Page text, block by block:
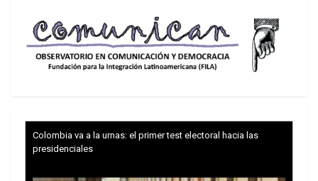
Autónoma de Buenos Aires, seguida por Ushuaia,
Comodoro Rivadavia y Bahía Blanca, en el otro
extremo la mayor pobreza se observa en el Gran
Resistencia, Corrientes, Santiago del Estero y
peores a la Mesopotamia.
Colombia va a la urnas: el primer test electoral hacia las
presidenciales